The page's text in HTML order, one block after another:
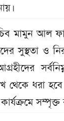
মামুন
সুস্থতা ও
থেকে ধরা
সম্পৃক্ত